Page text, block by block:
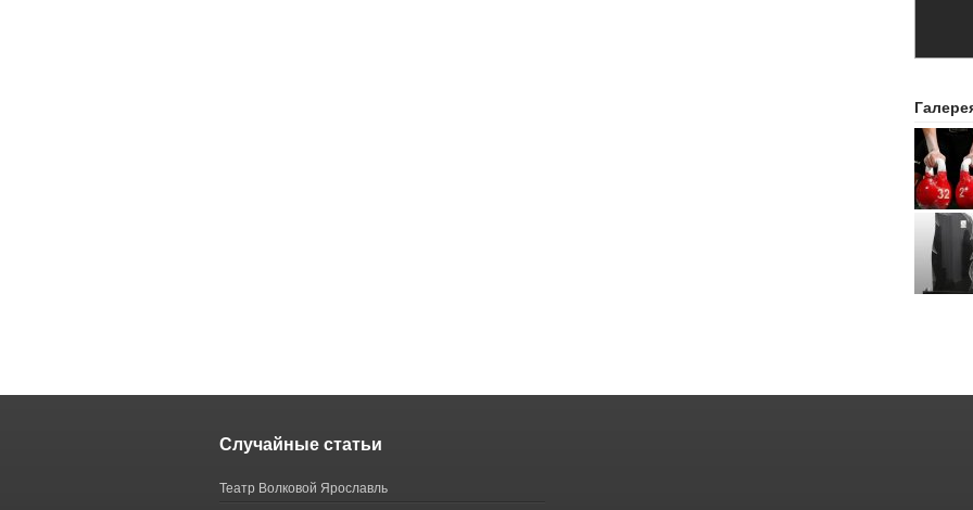
Случайные статьи
Театр Волковой Ярославль